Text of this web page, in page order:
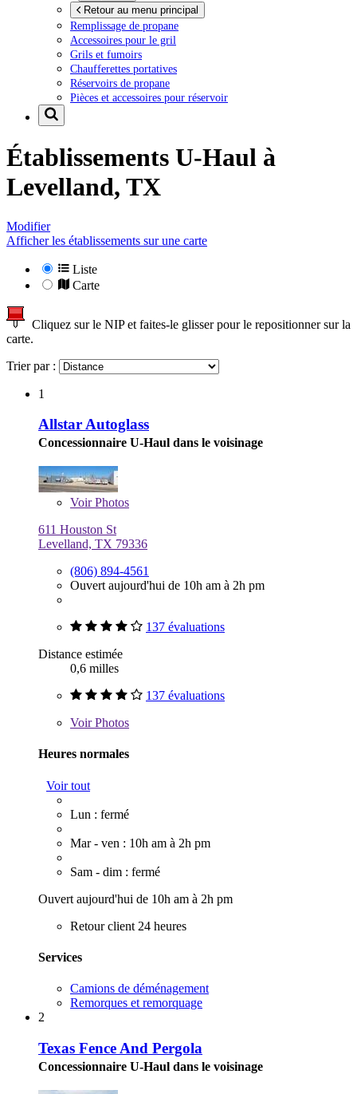
Retour au menu principal
Remplissage de propane
Accessoires pour le gril
Grils et fumoirs
Chaufferettes portatives
Réservoirs de propane
Pièces et accessoires pour réservoir
Établissements U-Haul à
Levelland, TX
Modifier
Afficher les établissements sur une carte
Liste
Carte
Cliquez sur le NIP et faites-le glisser pour le repositionner sur la
carte.
Trier par :
1
Allstar Autoglass
Concessionnaire U-Haul dans le voisinage
VoirPhotos
611 Houston St
Levelland, TX 79336
(806) 894-4561
Ouvert aujourd'hui de 10h am à 2h pm
137 évaluations
Distance estimée
0,6 milles
137 évaluations
VoirPhotos
Heures normales
Voir tout
Lun : fermé
Mar - ven : 10h am à 2h pm
Sam - dim : fermé
Ouvert aujourd'hui de 10h am à 2h pm
Retour client 24 heures
Services
Camions de déménagement
Remorques et remorquage
2
Texas Fence And Pergola
Concessionnaire U-Haul dans le voisinage